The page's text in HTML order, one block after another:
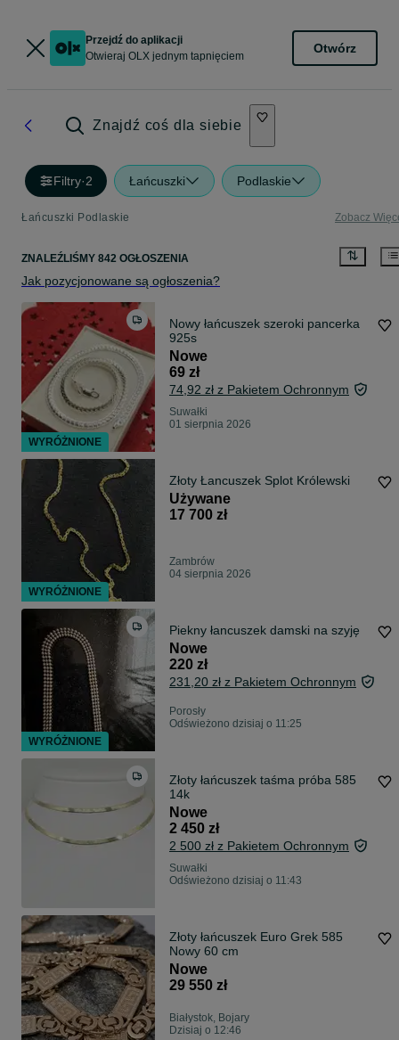
Przejdź do aplikacji
Otwieraj OLX jednym tapnięciem
Otwórz
Znajdź coś dla siebie
Filtry·2 Łańcuszki Podlaskie
Łańcuszki Podlaskie Zobacz
ZNALEŹLIŚMY 842 OGŁOSZENIA
Jak pozycjonowane są ogłoszenia?
Nowy łańcuszek szeroki pancerka
925s
Nowe
69 zł
74,92 zł z Pakietem Ochronnym
Suwałki
01 sierpnia 2026
Złoty Łancuszek Splot Królewski
Używane
17 700 zł
Zambrów
04 sierpnia 2026
Piekny łancuszek damski na szyję
Nowe
220 zł
231,20 zł z Pakietem Ochronnym
Porosły
Odświeżono dzisiaj o 11:25
Złoty łańcuszek taśma próba 585
14k
Nowe
2 450 zł
2 500 zł z Pakietem Ochronnym
Suwałki
Odświeżono dzisiaj o 11:43
Złoty łańcuszek Euro Grek 585
Nowy 60 cm
Nowe
29 550 zł
Białystok, Bojary
Dzisiaj o 12:46
WYRÓŻNIONE
WYRÓŻNIONE
WYRÓŻNIONE